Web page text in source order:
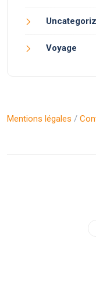
Voyage
Mentions légales /